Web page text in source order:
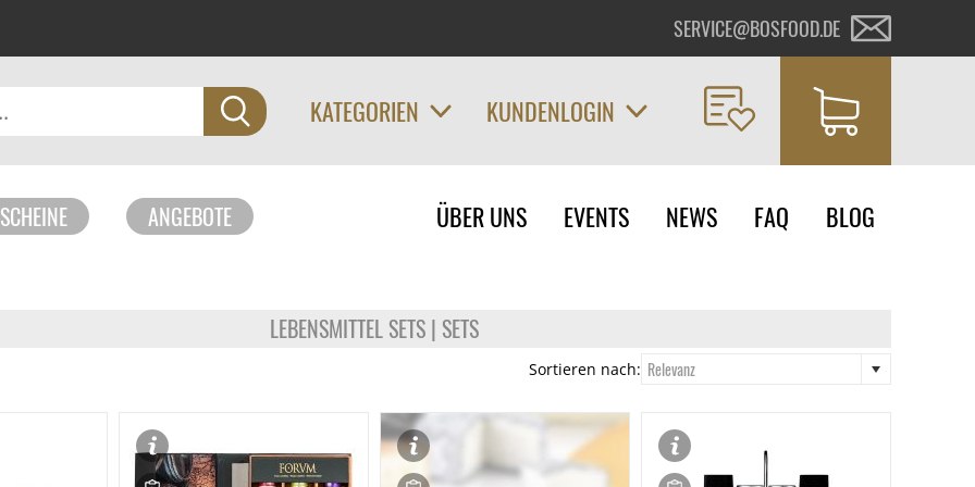
SERVICE@BOSFOOD.DE
KATEGORIEN KUNDENLOGIN
ANGEBOTE
Navigation
überspringen
ÜBER UNS EVENTS NEWS FAQ BLOG
LEBENSMITTEL SETS | SETS
Sortieren nach: Relevanz